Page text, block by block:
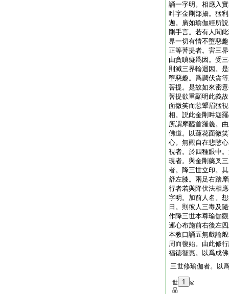
誦一字明。相應入
吽字金剛部攝。猛
迦。廣如瑜伽經所
剛手言。若有人聞
界一切有情不墮惡
正等菩提者。害三
由貪瞋癡爲因。受
則滅三界輪迴因。
墮惡趣。爲調伏貪
菩提。是故如來密
菩提欲重顯明此義
面微笑而忿顰眉猛
相。説此金剛吽迦
所謂摩醯首羅義。
佛道。以蓮花面微
心。無觀自在悲愍
視者。於四種眼中
現者。與金剛藥叉
者。降三世立印。
舒左膝。兩足右踏
行者若與降伏法相
字明。加前人名。
日。則彼人三毒及
作降三世本尊瑜伽
運心布施前右後左
本教口誦五無戲論
周而復始。由此修
福徳智惠。以爲成
三世修瑜伽者。以
世 1
◎
品